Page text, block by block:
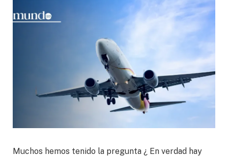
Muchos hemos tenido la pregunta ¿ En verdad hay